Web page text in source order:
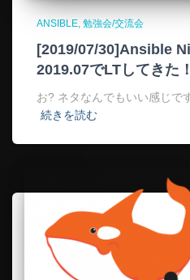
ANSIBLE 勉強会/交流会
[2019/07/30]Ansible
2019.07でLTしてきた
お? ネタなんでもいい感じ
続きを読む